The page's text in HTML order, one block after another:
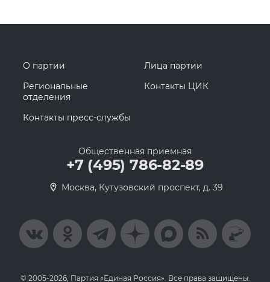
О партии
Лица партии
Региональные
отделения
Контакты ЦИК
Контакты пресс-службы
Общественная приемная
+7 (495) 786-82-89
Москва, Кутузовский проспект, д. 39
© 2005-2026, Партия «Единая Россия». Все права защищены.